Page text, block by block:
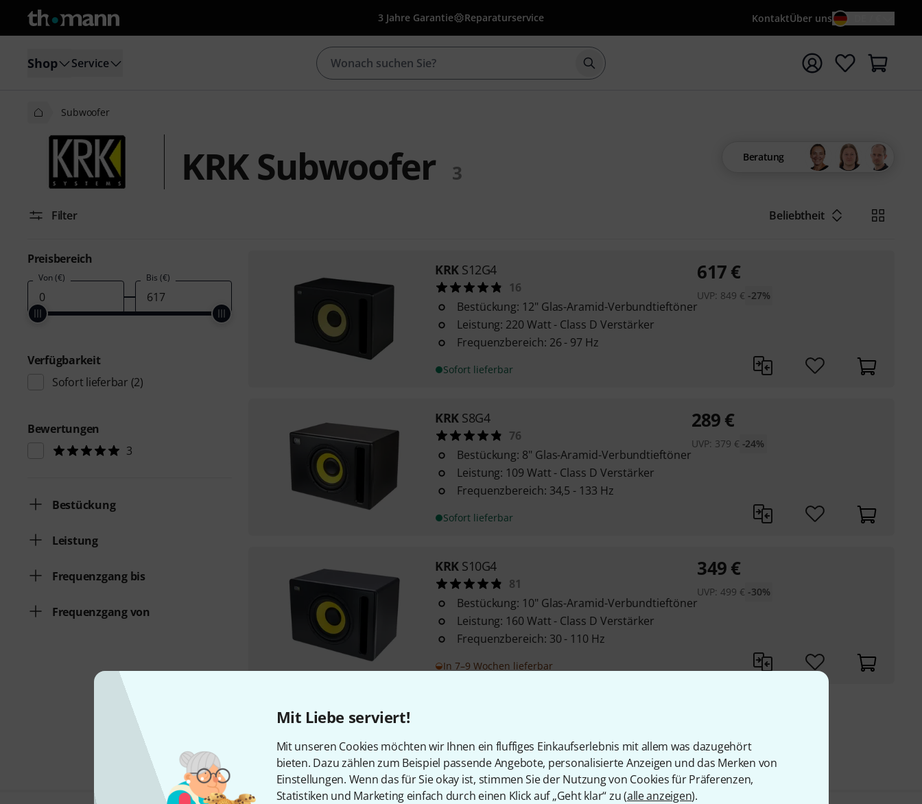
Mit Liebe serviert!
Mit unseren Cookies möchten wir Ihnen ein fluffiges Einkaufserlebnis mit allem was dazugehört
bieten. Dazu zählen zum Beispiel passende Angebote, personalisierte Anzeigen und das Merken von
Einstellungen. Wenn das für Sie okay ist, stimmen Sie der Nutzung von Cookies für Präferenzen,
Statistiken und Marketing einfach durch einen Klick auf „Geht klar“ zu (alle anzeigen).
3 Jahre Garantie Reparaturservice KontaktÜber uns
Shop Service Suche mit Suchwort {searchTerm} starten
Subwoofer
KRK Subwoofer 3
Beratung
Filter Beliebtheit
Preisbereich
Von (€) Bis (€)
Verfügbarkeit
Sofort lieferbar (2)
Bewertungen
3
Bestückung
Leistung
Frequenzgang bis
Frequenzgang von
KRK S12G4
16
Bestückung: 12" Glas-Aramid-Verbundtieftöner
Leistung: 220 Watt - Class D Verstärker
Frequenzbereich: 26 - 97 Hz
Sofort lieferbar
617€
UVP: 849 € -27%
KRK S8G4
76
Bestückung: 8" Glas-Aramid-Verbundtieftöner
Leistung: 109 Watt - Class D Verstärker
Frequenzbereich: 34,5 - 133 Hz
Sofort lieferbar
289€
UVP: 379 € -24%
KRK S10G4
81
Bestückung: 10" Glas-Aramid-Verbundtieftöner
Leistung: 160 Watt - Class D Verstärker
Frequenzbereich: 30 - 110 Hz
In 7–9 Wochen lieferbar
349€
UVP:499 € -30%